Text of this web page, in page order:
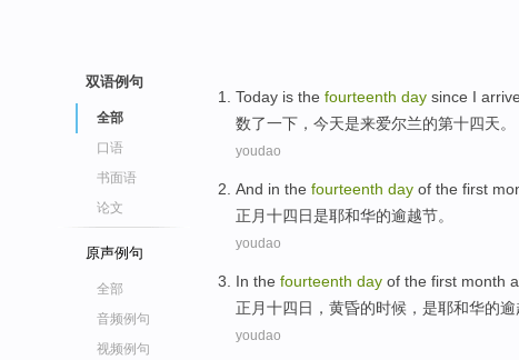
双语例句
全部
口语
书面语
论文
原声例句
全部
音频例句
视频例句
Today is the fourteenth day since I
数了一下， 今天是来爱尔兰的第十四天。
youdao
And in the fourteenth day of the first
正月十四日是耶和华的逾越节。
youdao
In the fourteenth day of the first month
正月十四日，黄昏的时候， 是耶和华的逾
youdao